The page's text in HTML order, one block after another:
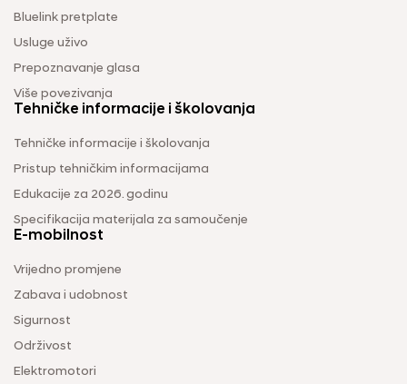
Bluelink pretplate
Usluge uživo
Prepoznavanje glasa
Više povezivanja
Tehničke informacije i školovanja
Tehničke informacije i školovanja
Pristup tehničkim informacijama
Edukacije za 2026. godinu
Specifikacija materijala za samoučenje
E-mobilnost
Vrijedno promjene
Zabava i udobnost
Sigurnost
Održivost
Elektromotori